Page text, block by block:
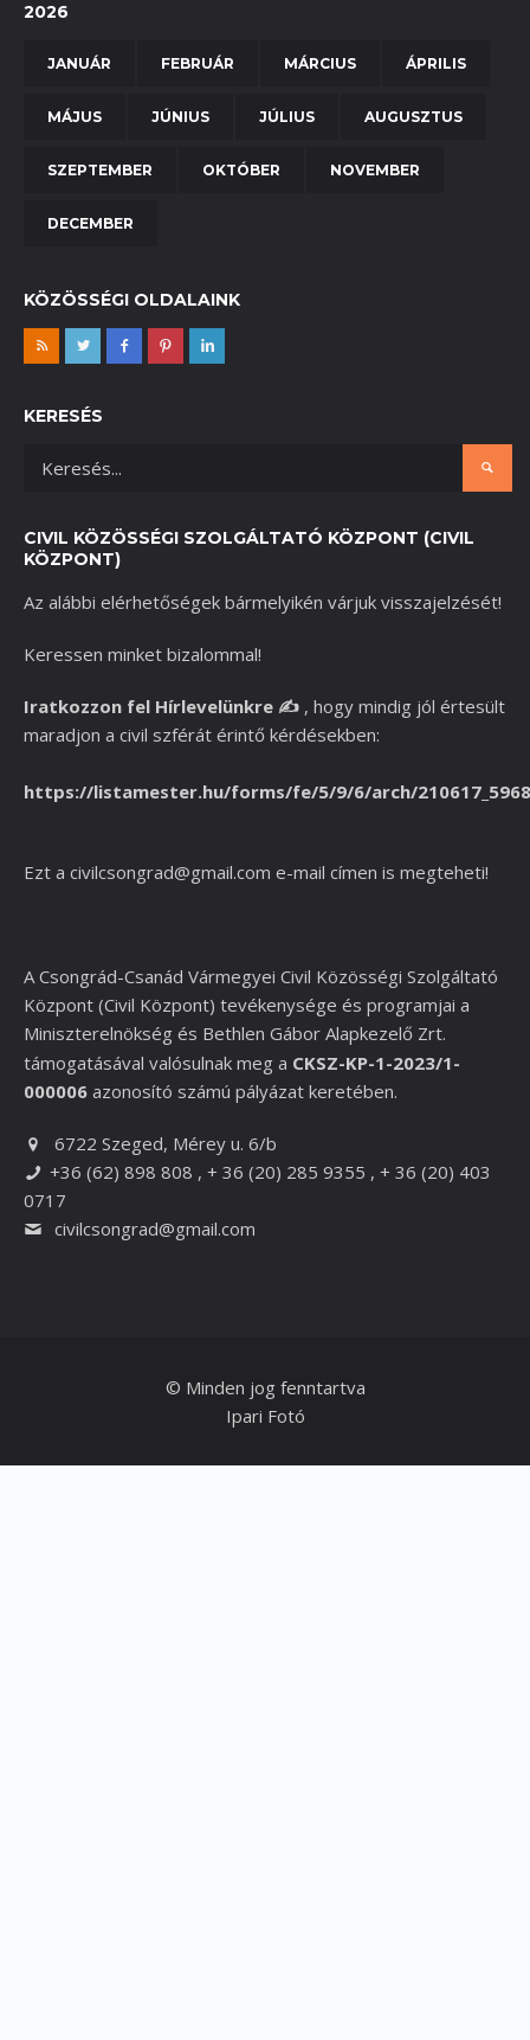
2026
JANUÁR FEBRUÁR MÁRCIUS ÁPRILIS
MÁJUS JÚNIUS JÚLIUS AUGUSZTUS
SZEPTEMBER OKTÓBER NOVEMBER
DECEMBER
KÖZÖSSÉGI OLDALAINK
KERESÉS
CIVIL KÖZÖSSÉGI SZOLGÁLTATÓ KÖZPONT (CIVIL
KÖZPONT)
Az alábbi elérhetőségek bármelyikén várjuk visszajelzését!
Keressen minket bizalommal!
Iratkozzon fel Hírlevelünkre ✍️ , hogy mindig jól értesült
maradjon a civil szférát érintő kérdésekben:
https://listamester.hu/forms/fe/5/9/6/arch/
Ezt a civilcsongrad@gmail.com e-mail címen is megteheti!
A Csongrád-Csanád Vármegyei Civil Közösségi Szolgáltató
Központ (Civil Központ) tevékenysége és programjai a
Miniszterelnökség és Bethlen Gábor Alapkezelő Zrt.
támogatásával valósulnak meg a CKSZ-KP-1-2023/1-
000006 azonosító számú pályázat keretében.
6722 Szeged, Mérey u. 6/b
+36 (62) 898 808 , + 36 (20) 285 9355 , + 36 (20) 403
0717
civilcsongrad@gmail.com
© Minden jog fenntartva
Ipari Fotó